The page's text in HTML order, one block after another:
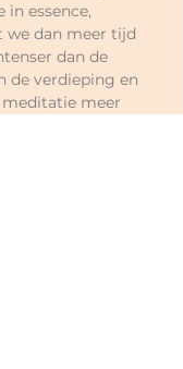
in essence,
we dan meer tijd
dan de
de verdieping en
meer